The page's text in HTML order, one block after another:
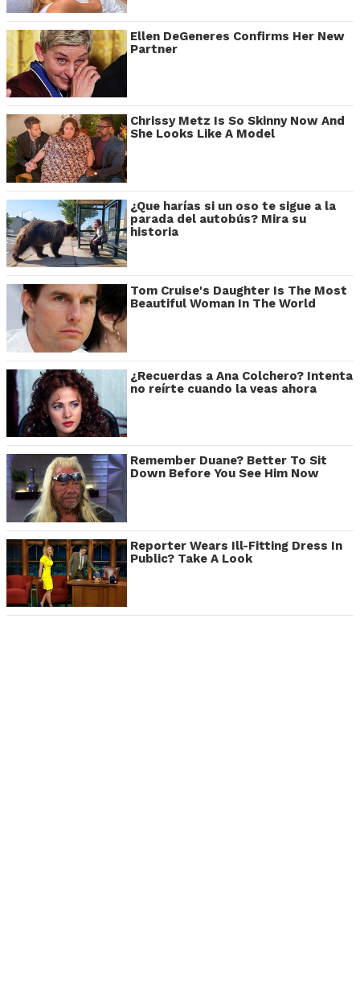
Ellen DeGeneres Confirms Her New
Partner
Chrissy Metz Is So Skinny Now And
She Looks Like A Model
¿Que harías si un oso te sigue a la
parada del autobús? Mira su
historia
Tom Cruise's Daughter Is The Most
Beautiful Woman In The World
¿Recuerdas a Ana Colchero? Intenta
no reírte cuando la veas ahora
Remember Duane? Better To Sit
Down Before You See Him Now
Reporter Wears Ill-Fitting Dress In
Public? Take A Look